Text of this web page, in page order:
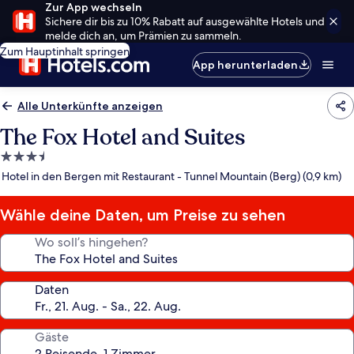
Zur App wechseln
Sichere dir bis zu 10% Rabatt auf ausgewählte Hotels und
melde dich an, um Prämien zu sammeln.
Zum Hauptinhalt springen
App herunterladen
Alle Unterkünfte anzeigen
The Fox Hotel and Suites
3.5-
Sterne-
Hotel in den Bergen mit Restaurant - Tunnel Mountain (Berg) (0,9 km)
Wähle deine Daten, um Preise zu sehen
Wo soll’s hingehen?
Daten
Gäste